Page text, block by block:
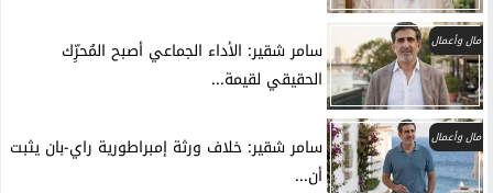
مال وأعمال
سامر شقير: الأداء الجماعي أصبح المُحرِّك
الحقيقي لقيمة...
مال وأعمال
سامر شقير: خلاف ورثة إمبراطورية راي-بان يثبت
أن...